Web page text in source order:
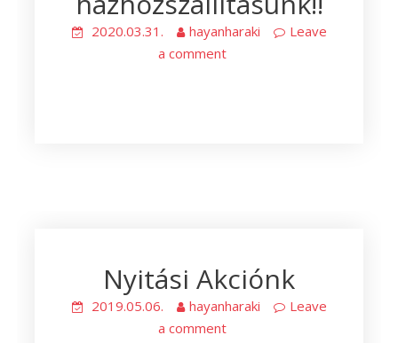
2020.03.31. hayanharaki
Leave
a comment
Nyitási Akciónk
2019.05.06. hayanharaki
Leave
a comment